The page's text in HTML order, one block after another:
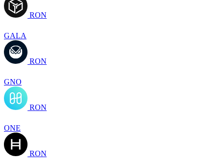
RON
GALA
RON
GNO
RON
ONE
RON